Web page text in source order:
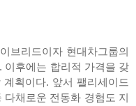
브리드이자 현대차그룹의
이후에는 합리적 가격을 갖
획이다. 앞서 팰리세이드
다채로운 전동화 경험도 지